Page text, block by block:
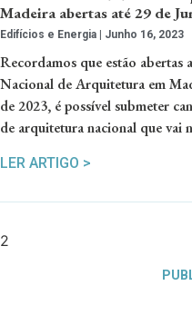
Madeira abertas até 29 de
Edifícios e Energia Junho 16, 2023
Recordamos que estão abertas
Nacional de Arquitetura em
de 2023, é possível submeter
de arquitetura nacional que vai
LER ARTIGO >